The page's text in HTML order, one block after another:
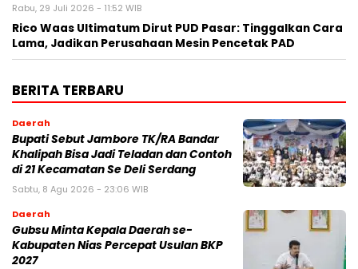
Rabu, 29 Juli 2026 - 11:52 WIB
Rico Waas Ultimatum Dirut PUD Pasar: Tinggalkan Cara
Lama, Jadikan Perusahaan Mesin Pencetak PAD
BERITA TERBARU
Daerah
Bupati Sebut Jambore TK/RA Bandar
Khalipah Bisa Jadi Teladan dan Contoh
di 21 Kecamatan Se Deli Serdang
Sabtu, 8 Agu 2026 - 23:06 WIB
Daerah
Gubsu Minta Kepala Daerah se-
Kabupaten Nias Percepat Usulan BKP
2027